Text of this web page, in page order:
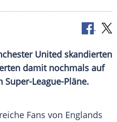
United skandierten
damit nochmals auf
League-Pläne.
Fans von Englands